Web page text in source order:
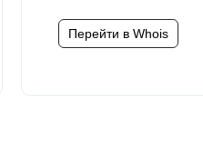
Перейти в Whois